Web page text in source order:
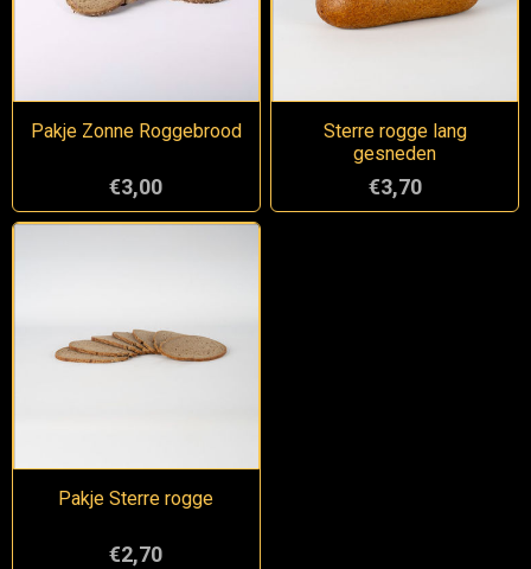
Pakje Zonne Roggebrood
€3,00
Sterre rogge lang
gesneden
€3,70
Pakje Sterre rogge
€2,70